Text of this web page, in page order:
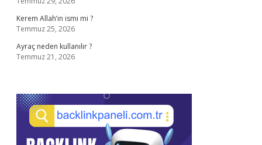
Kerem Allah’ın ismi mi ?
Temmuz 25, 2026
Ayraç neden kullanılır ?
Temmuz 21, 2026